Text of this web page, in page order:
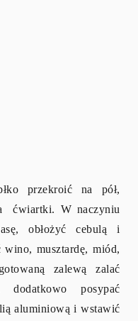
przekroić na pół,
ćwiartki. W naczyniu
obłożyć cebulą i
wino, musztardę, miód,
zalewą zalać
dodatkowo posypać
aluminiową i wstawić